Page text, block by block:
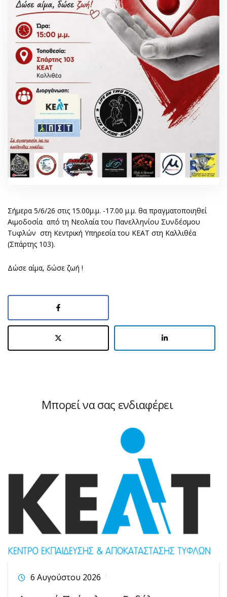
Σήμερα 5/6/26 στις 15.00μ.μ. -17.00 μ.μ. θα πραγματοποιηθεί
Αιμοδοσία από τη Νεολαία του Πανελληνίου Συνδέσμου
Τυφλών στη Κεντρική Υπηρεσία του ΚΕΑΤ στη Καλλιθέα
(Σπάρτης 103).
Δώσε αίμα, δώσε ζωή !
Μπορεί να σας ενδιαφέρει
6 Αυγούστου 2026